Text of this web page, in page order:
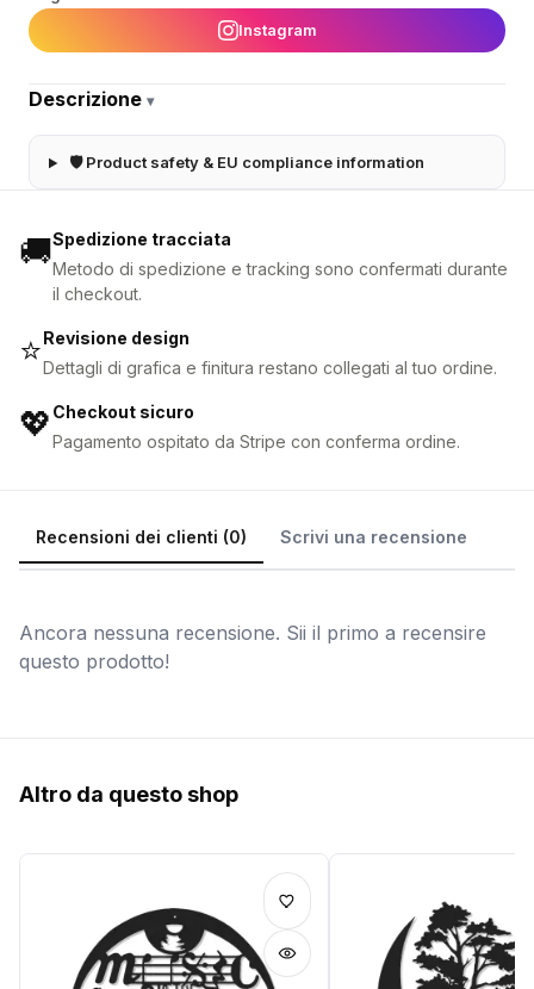
Instagram
Descrizione ▾
🛡 Product safety & EU compliance information
🚚Spedizione tracciata
Metodo di spedizione e tracking sono confermati durante
il checkout.
⭐Revisione design
Dettagli di grafica e finitura restano collegati al tuo ordine.
💖 Checkout sicuro
Pagamento ospitato da Stripe con conferma ordine.
Recensioni dei clienti (0) Scrivi una recensione
Ancora nessuna recensione. Sii il primo a recensire
questo prodotto!
Altro da questo shop